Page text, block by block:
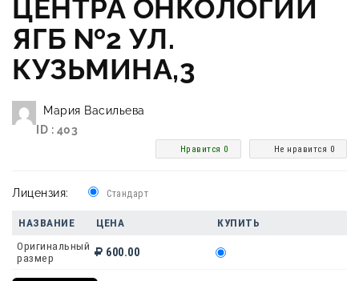
ЦЕНТРА ОНКОЛОГИИ
ЯГБ №2 УЛ.
КУЗЬМИНА,3
Мария Васильева
ID : 403
Не нравится 0
Нравится 0
Лицензия: Стандарт
НАЗВАНИЕ ЦЕНА
КУПИТЬ
Оригинальный
размер
600.00